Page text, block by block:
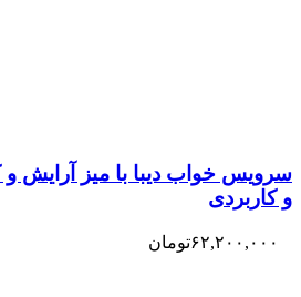
سرویس خواب دیبا با میز آرایش
و کاربردی
۶۲,۲۰۰,۰۰۰تومان